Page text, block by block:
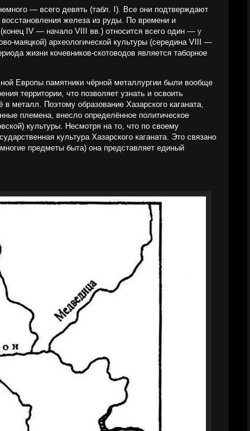
— всего девять (табл. I). Все они подтверждают
железа из руды. По времени и
IV — начало VIII вв.) относится всего один — у
маяцкой) археологической культуры (середина VIII —
жизни кочевников-скотоводов является таборное
Европы памятники чёрной металлургии были вообще
территории, что позволяет узнать и освоить
металл. Поэтому образование Хазарского каганата,
племена, внесло определённое политическое
культуры. Несмотря на то, что по своему
культура Хазарского каганата. Это связано
предметы быта) она представляет единый